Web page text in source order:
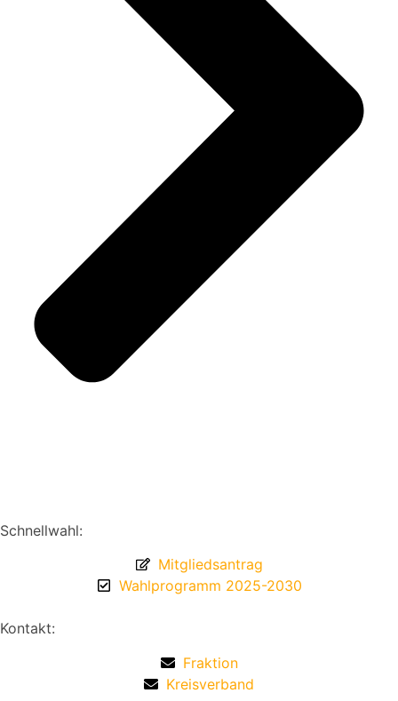
Schnellwahl:
Mitgliedsantrag
Wahlprogramm 2025-2030
Kontakt:
Fraktion
Kreisverband